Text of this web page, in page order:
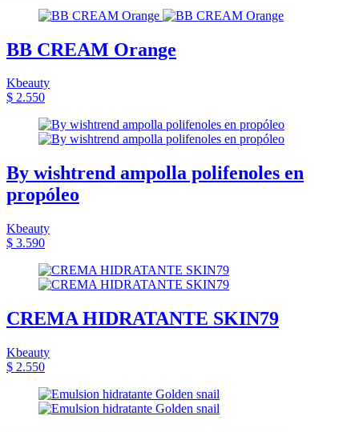
BB CREAM Orange
Kbeauty
$ 2.550
By wishtrend ampolla polifenoles en
propóleo
Kbeauty
$ 3.590
CREMA HIDRATANTE SKIN79
Kbeauty
$ 2.550